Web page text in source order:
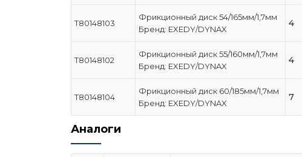
T80148103
Фрикционный диск 54/165мм/1,7мм
Бренд: EXEDY/DYNAX
4
T80148102
Фрикционный диск 55/160мм/1,7мм
Бренд: EXEDY/DYNAX
4
T80148104
Фрикционный диск 60/185мм/1,7мм
Бренд: EXEDY/DYNAX
7
Аналоги